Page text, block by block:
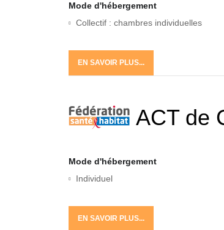
Mode d'hébergement
Collectif : chambres individuelles
EN SAVOIR PLUS...
ACT de
Mode d'hébergement
Individuel
EN SAVOIR PLUS...